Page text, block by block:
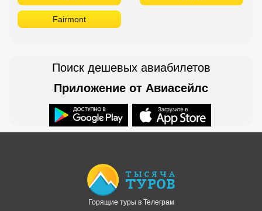
Fairmont
Поиск дешевых авиабилетов
Приложение от Авиасейлс
Горящие туры в Телеграм